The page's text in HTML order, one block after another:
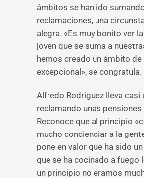
ámbitos se han ido
reclamaciones, una
alegra. «Es muy bonito ver
joven que se suma a
hemos creado un ámbito de
excepcional», se congratula.
Alfredo Rodríguez lleva casi
reclamando unas pensiones
Reconoce que al principio
mucho concienciar a la
pone en valor que ha sido
que se ha cocinado a fuego
un principio no éramos